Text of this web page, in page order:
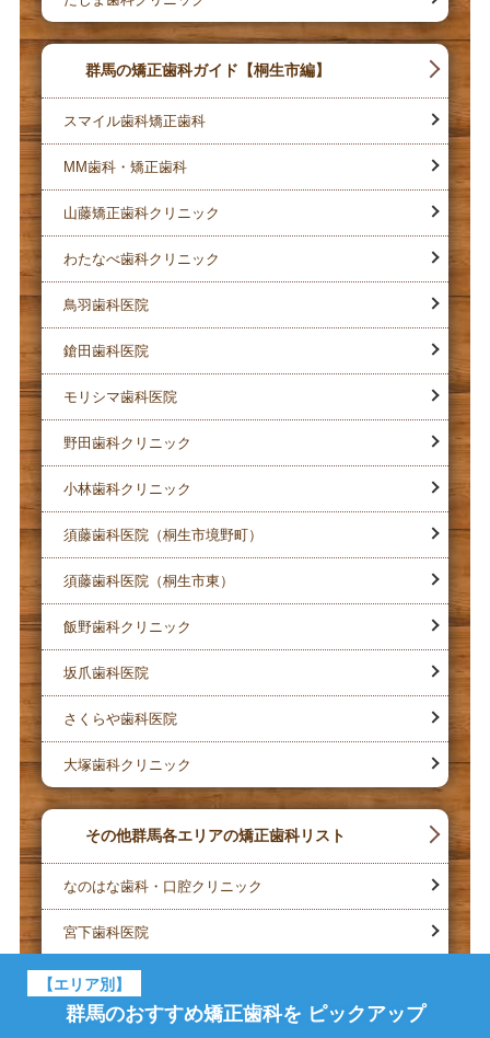
【エリア別】
群馬のおすすめ矯正歯科を ピックアップ
群馬の矯正歯科ガイド【桐生市編】
スマイル歯科矯正歯科
MM歯科・矯正歯科
山藤矯正歯科クリニック
わたなべ歯科クリニック
鳥羽歯科医院
鎗田歯科医院
モリシマ歯科医院
野田歯科クリニック
小林歯科クリニック
須藤歯科医院（桐生市境野町）
須藤歯科医院（桐生市東）
飯野歯科クリニック
坂爪歯科医院
さくらや歯科医院
大塚歯科クリニック
その他群馬各エリアの矯正歯科リスト
なのはな歯科・口腔クリニック
宮下歯科医院
いいづか歯科医院
石原歯科医院